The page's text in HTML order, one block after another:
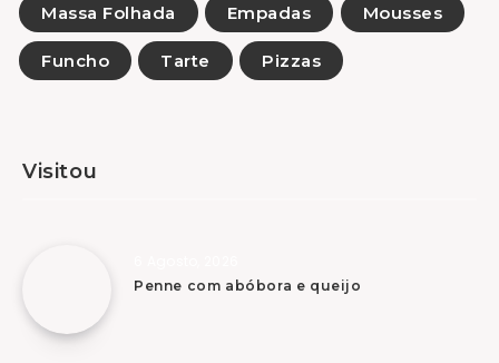
Massa Folhada Empadas Mousses
Funcho Tarte Pizzas
Visitou
Penne com abóbora e queijo